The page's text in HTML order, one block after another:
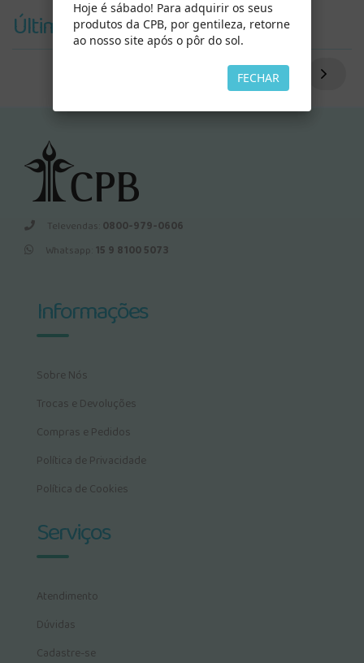
Últimos Vistos
Televendas: 0800-979-0606
Whatsapp: 15 9 8100 5073
Informações
Sobre Nós
Trocas e Devoluções
Compras e Pedidos
Política de Privacidade
Política de Cookies
Serviços
Atendimento
Dúvidas
Cadastre-se
Hoje é sábado! Para adquirir os seus
produtos da CPB, por gentileza, retorne
ao nosso site após o pôr do sol.
FECHAR